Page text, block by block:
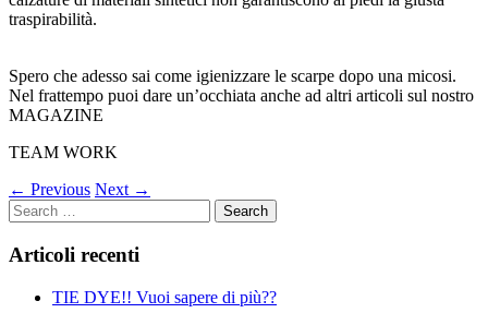
traspirabilità.
Spero che adesso sai come igienizzare le scarpe dopo una micosi.
Nel frattempo puoi dare un’occhiata anche ad altri articoli sul nostro
MAGAZINE
TEAM WORK
← Previous Next →
Search
for:
Articoli recenti
TIE DYE!! Vuoi sapere di più??